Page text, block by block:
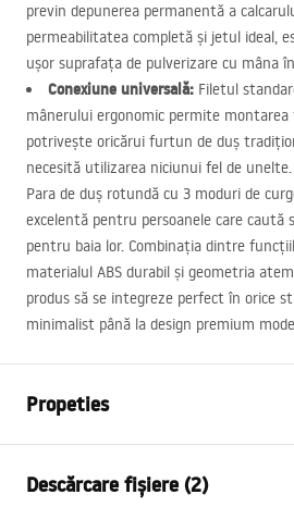
previn depunerea permanentă a
permeabilitatea completă și jetul ideal,
ușor suprafața de pulverizare cu mâna
Conexiune universală: Filetul
mânerului ergonomic permite montarea
potrivește oricărui furtun de duș
necesită utilizarea niciunui fel de unelte.
Para de duș rotundă cu 3 moduri de
excelentă pentru persoanele care caută
pentru baia lor. Combinația dintre
materialul ABS durabil și geometria
produs să se integreze perfect în orice
minimalist până la design premium
Propeties
Material
Descărcare fișiere (2)